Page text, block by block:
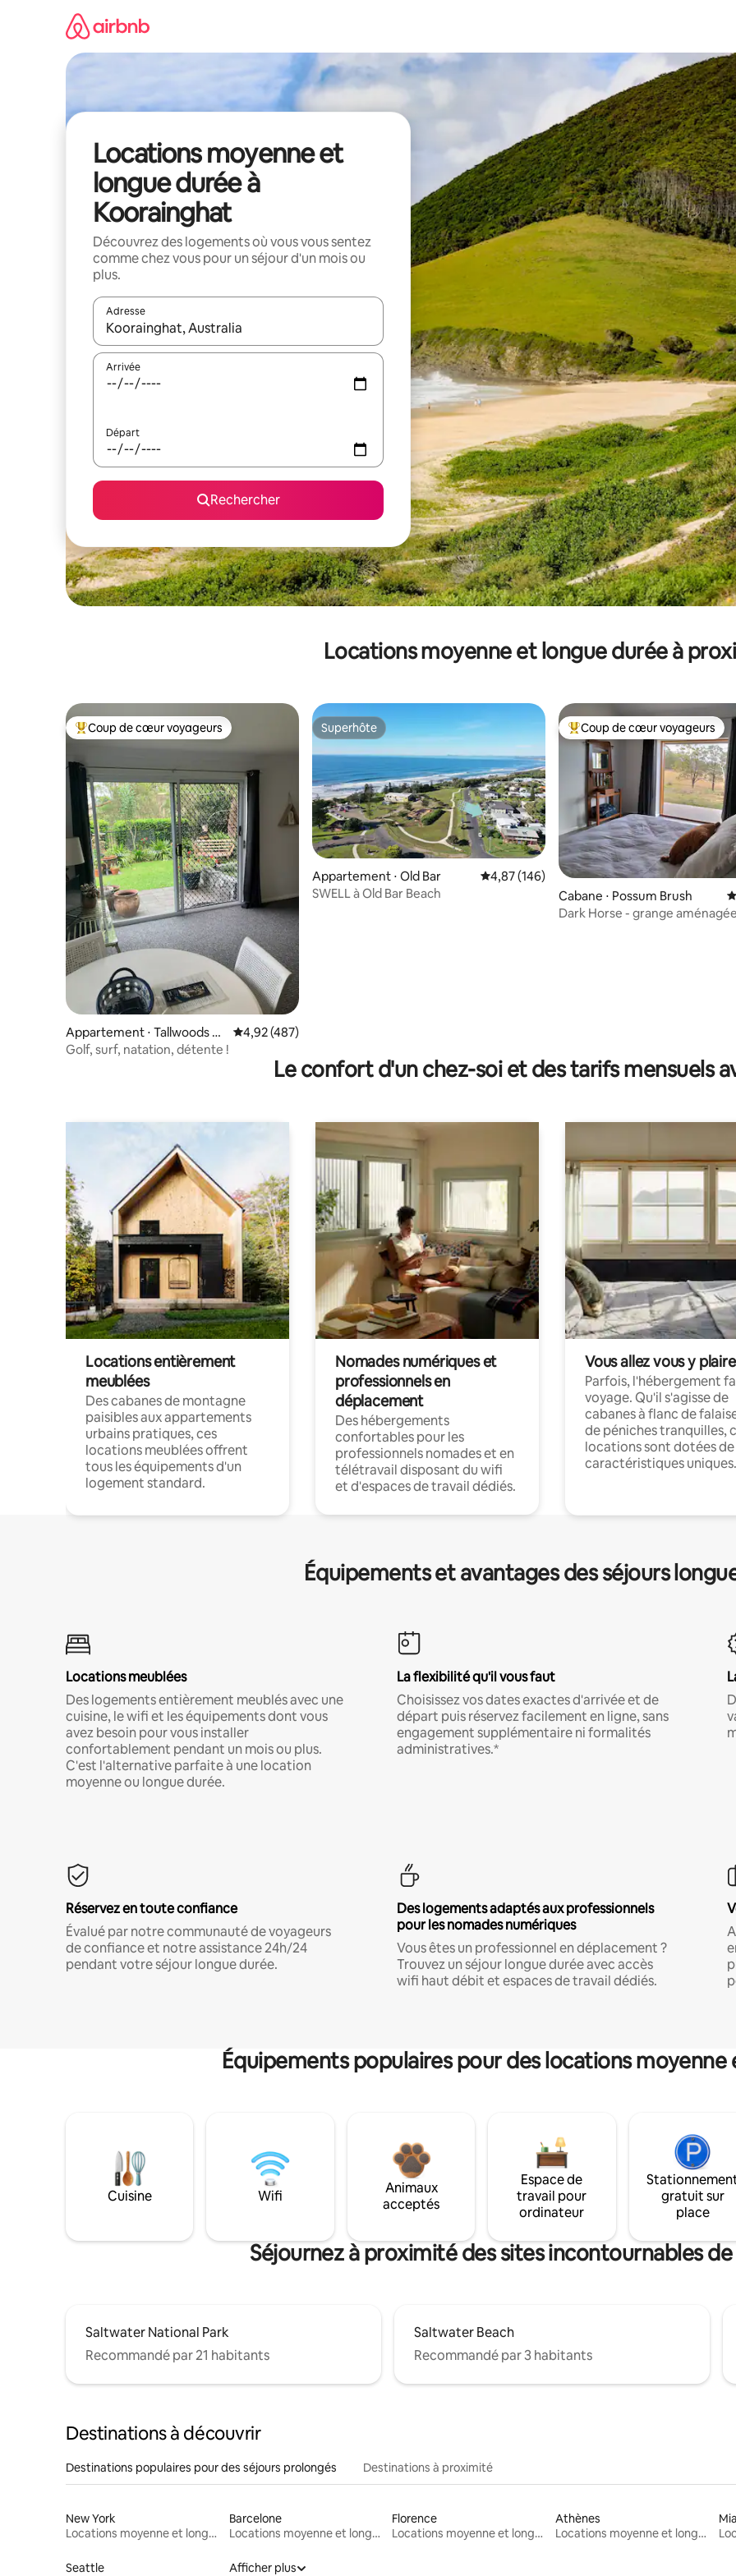
Locations moyenne et
longue durée à
Koorainghat
Découvrez des logements où vous vous sentez
comme chez vous pour un séjour d'un mois ou
plus.
Adresse
Lorsque les résultats s'affichent, utilisez les flèches vers le haut et vers le bas pour les parcourir ou en appuyant et en
Arrivée
Départ
Rechercher
Locations moyenne et longue durée à
Coups de cœur voyageurs les plus appréciés
Coup de cœur voyageurs
Appartement ⋅ Tallwoods Vil
lage
Évaluation moyenne sur la base de 487 commentaires : 4,92 sur 5
4,92 (487)
Golf, surf, natation, détente !
Superhôte
Superhôte
Appartement ⋅ Old Bar Évaluation moyenne sur la base de 146
4,87 (146)
SWELL à Old Bar Beach
Coups de cœur voyageurs les
Coup de cœur voyageurs
Cabane ⋅ Possum Brush
Dark Horse - grange
Le confort d'un chez-soi et des tarifs mensuels
Locations entièrement
meublées
Des cabanes de montagne
paisibles aux appartements
urbains pratiques, ces
locations meublées offrent
tous les équipements d'un
logement standard.
Nomades numériques et
professionnels en
déplacement
Des hébergements
confortables pour les
professionnels nomades et en
télétravail disposant du wifi
et d'espaces de travail dédiés.
Vous allez vous y plaire
Parfois, l'hébergement
voyage. Qu'il s'agisse de
cabanes à flanc de
de péniches tranquilles,
locations sont dotées de
caractéristiques uniques.
Équipements et avantages des séjours
Locations meublées
Des logements entièrement meublés avec une
cuisine, le wifi et les équipements dont vous
avez besoin pour vous installer
confortablement pendant un mois ou plus.
C'est l'alternative parfaite à une location
moyenne ou longue durée.
La flexibilité qu'il vous faut
Choisissez vos dates exactes d'arrivée et de
départ puis réservez facilement en ligne, sans
engagement supplémentaire ni formalités
administratives.*
Réservez en toute confiance
Évalué par notre communauté de voyageurs
de confiance et notre assistance 24h/24
pendant votre séjour longue durée.
Des logements adaptés aux professionnels
pour les nomades numériques
Vous êtes un professionnel en déplacement ?
Trouvez un séjour longue durée avec accès
wifi haut débit et espaces de travail dédiés.
Équipements populaires pour des locations
Cuisine Wifi
Animaux
acceptés
Espace de
travail pour
ordinateur
gratuit sur
place
Séjournez à proximité des sites incontournables
Saltwater National Park
Recommandé par 21 habitants
Saltwater Beach
Recommandé par 3 habitants
Destinations à découvrir
Destinations populaires pour des séjours prolongés Destinations à proximité
New York
Locations moyenne et longue durée
Barcelone
Locations moyenne et longue durée
Florence
Locations moyenne et longue durée
Athènes
Locations moyenne et longue durée
Seattle
Afficher plus